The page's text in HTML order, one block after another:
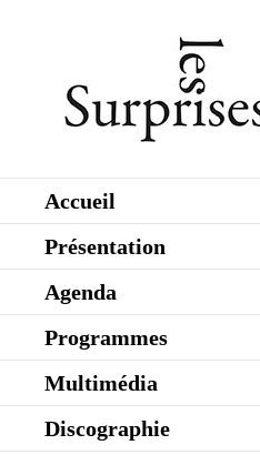
Accueil
Présentation
Agenda
Programmes
Multimédia
Discographie